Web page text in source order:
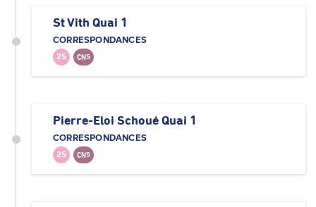
St Vith Quai 1
CORRESPONDANCES
25 CN5
Pierre-Eloi Schoué Quai 1
CORRESPONDANCES
25 CN5